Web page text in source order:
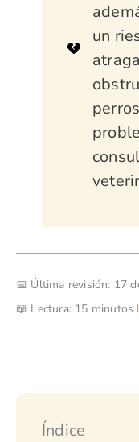
un
📅 Última revisión: 17
📖 Lectura: 15 minutos
Índice